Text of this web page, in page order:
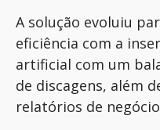
A solução evoluiu
eficiência com a
artificial com um
de discagens, além
relatórios de